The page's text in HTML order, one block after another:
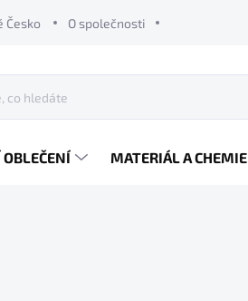
Česko O společnosti
OBLEČENÍ MATERIÁL A CHEMIE